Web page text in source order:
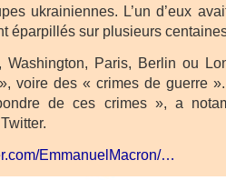
ukrainiennes. L’un d’eux
éparpillés sur plusieurs
Washington, Paris, Berlin ou
voire des « crimes de guerre
de ces crimes », a
EmmanuelMacron/…